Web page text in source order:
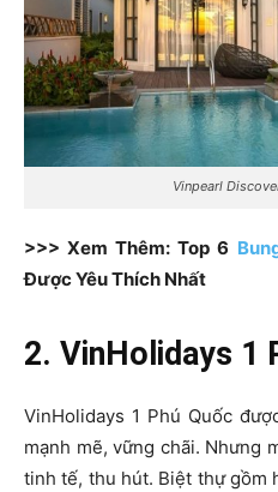
Vinpearl
>>> Xem Thêm: Top 6
Được Yêu Thích Nhất
2. VinHolidays 1
VinHolidays 1 Phú Quốc
mạnh mẽ, vững chãi. Nhưng
tinh tế, thu hút. Biệt thự gồm